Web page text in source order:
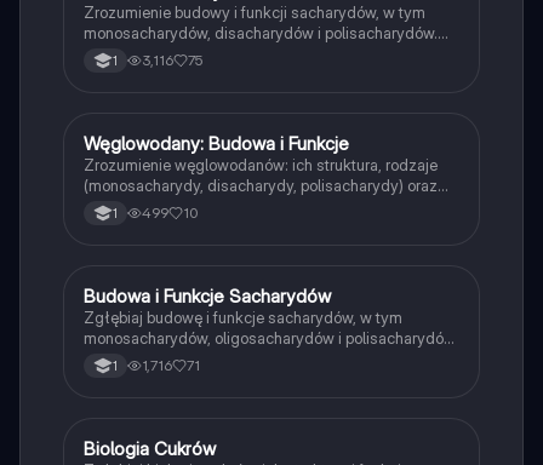
Zrozumienie budowy i funkcji sacharydów, w tym
monosacharydów, disacharydów i polisacharydów.
Dowiedz się o próbie Fehlinga, właściwościach
redukujących cukrów oraz ich biologicznym
1 3,116 75
Biologia
Węglowodany: Budowa i Funkcje
Zrozumienie węglowodanów: ich struktura, rodzaje
(monosacharydy, disacharydy, polisacharydy) oraz
znaczenie w organizmach. Notatka zawiera kluczowe
informacje o funkcjach energetycznych i
1 499 10
Biologia
Budowa i Funkcje Sacharydów
Zgłębiaj budowę i funkcje sacharydów, w tym
monosacharydów, oligosacharydów i polisacharydów.
Dowiedz się o ich roli jako materiał energetyczny,
budulcowy i zapasowy. Notatka zawiera kluczowe
biologii i chemii.
1 1,716 71
Biologia
Biologia Cukrów